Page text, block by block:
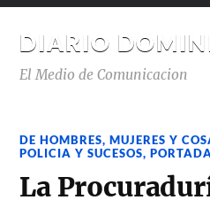
DIARIO
El Medio de Comunicacion
DE HOMBRES, MUJERES Y
POLICIA Y SUCESOS,PORTADA
La